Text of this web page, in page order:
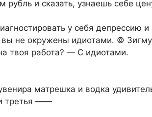
рубль и сказать, узнаешь себе
у себя депрессию
вы не окружены идиотами. ©
твоя работа? — С идиотами.
матрешка и водка
третья ——